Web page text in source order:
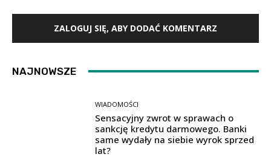
ZALOGUJ SIĘ, ABY DODAĆ KOMENTARZ
NAJNOWSZE
WIADOMOŚCI
Sensacyjny zwrot w sprawach o
sankcję kredytu darmowego. Banki
same wydały na siebie wyrok sprzed
lat?